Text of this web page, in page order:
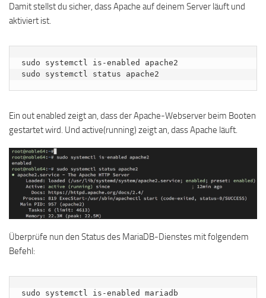
Damit stellst du sicher, dass Apache auf deinem Server läuft und
aktiviert ist.
sudo systemctl is-enabled apache2
sudo systemctl status apache2
Ein out enabled zeigt an, dass der Apache-Webserver beim Booten
gestartet wird. Und active(running) zeigt an, dass Apache läuft.
Überprüfe nun den Status des MariaDB-Dienstes mit folgendem
Befehl:
sudo systemctl is-enabled mariadb